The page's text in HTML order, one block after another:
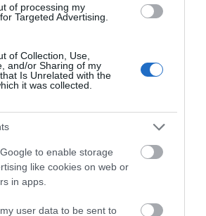
of processing my
Targeted Advertising.
of Collection, Use,
and/or Sharing of my
Is Unrelated with the
it was collected.
to enable storage
like cookies on web or
in apps.
user data to be sent to
Εύβοιας πάει
τις
είχε η
έφυγε από τη
πρώτη επίσημη της
προετοιμασίας και ο
Χαλκίδα: Νέο